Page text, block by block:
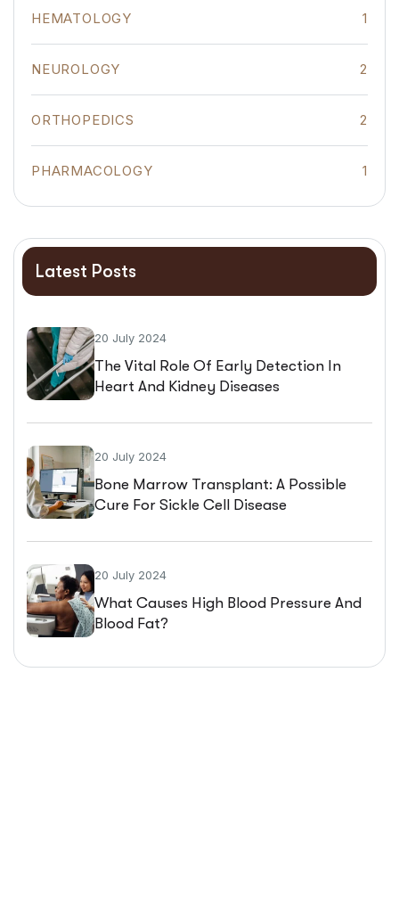
HEMATOLOGY 1
NEUROLOGY 2
ORTHOPEDICS 2
PHARMACOLOGY 1
Latest Posts
20 July 2024
The Vital Role Of Early Detection In
Heart And Kidney Diseases
20 July 2024
Bone Marrow Transplant: A Possible
Cure For Sickle Cell Disease
20 July 2024
What Causes High Blood Pressure And
Blood Fat?